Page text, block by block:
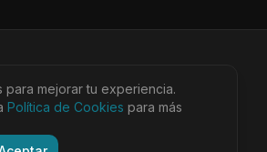
LocalesAgenda TiendaMás
Privacidad CookiesTérminos
de Barcelona?
para mejorar tu experiencia.
Política de Cookies para más